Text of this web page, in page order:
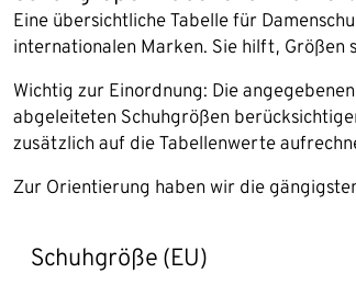
Eine übersichtliche Tabelle für
internationalen Marken. Sie hilft, Größen
Wichtig zur Einordnung: Die
abgeleiteten Schuhgrößen
zusätzlich auf die Tabellenwerte
Zur Orientierung haben wir die
Schuhgröße (EU)